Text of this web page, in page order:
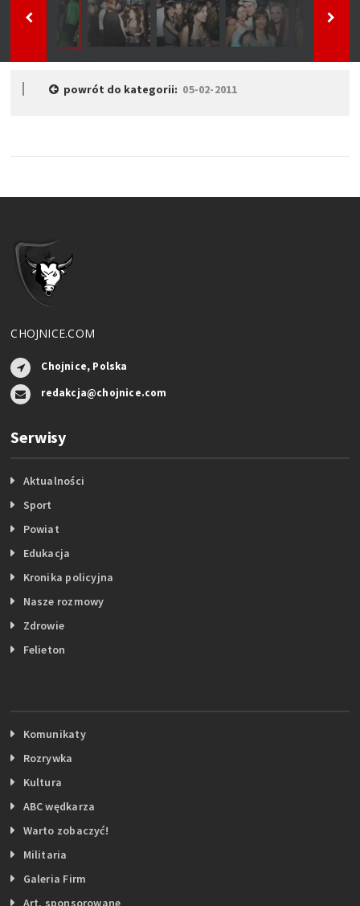
powrót do kategorii: 05-02-2011
CHOJNICE.COM
Chojnice, Polska
redakcja@chojnice.com
Serwisy
Aktualności
Sport
Powiat
Edukacja
Kronika policyjna
Nasze rozmowy
Zdrowie
Felieton
Komunikaty
Rozrywka
Kultura
ABC wędkarza
Warto zobaczyć!
Militaria
Galeria Firm
Art. sponsorowane